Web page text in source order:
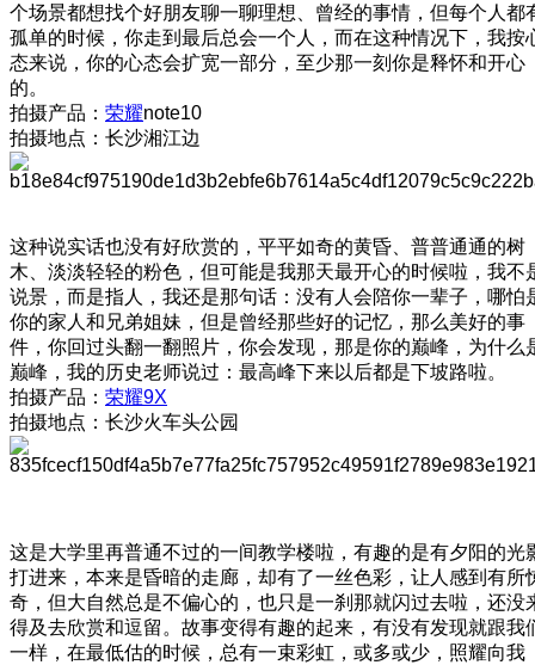
个场景都想找个好朋友聊一聊理想、曾经的事情，但每个人都
孤单的时候，你走到最后总会一个人，而在这种情况下，我按
态来说，你的心态会扩宽一部分，至少那一刻你是释怀和开心
的。
拍摄产品： 荣耀note10
拍摄地点：长沙湘江边
这种说实话也没有好欣赏的，平平如奇的黄昏、普普通通的树
木、淡淡轻轻的粉色，但可能是我那天最开心的时候啦，我不
说景，而是指人，我还是那句话：没有人会陪你一辈子，哪怕
你的家人和兄弟姐妹，但是曾经那些好的记忆，那么美好的事
件，你回过头翻一翻照片，你会发现，那是你的巅峰，为什么
巅峰，我的历史老师说过：最高峰下来以后都是下坡路啦。
拍摄产品： 荣耀9X
拍摄地点：长沙火车头公园
这是大学里再普通不过的一间教学楼啦，有趣的是有夕阳的光
打进来，本来是昏暗的走廊，却有了一丝色彩，让人感到有所
奇，但大自然总是不偏心的，也只是一刹那就闪过去啦，还没
得及去欣赏和逗留。故事变得有趣的起来，有没有发现就跟我
一样，在最低估的时候，总有一束彩虹，或多或少，照耀向我